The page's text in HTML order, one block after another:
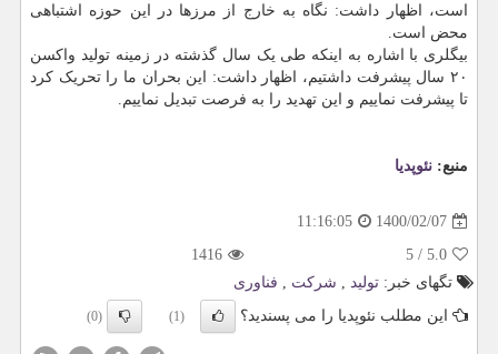
است، اظهار داشت: نگاه به خارج از مرزها در این حوزه اشتباهی
محض است.
بیگلری با اشاره به اینکه طی یک سال گذشته در زمینه تولید واکسن
۲۰ سال پیشرفت داشتیم، اظهار داشت: این بحران ما را تحریک کرد
تا پیشرفت نماییم و این تهدید را به فرصت تبدیل نماییم.
منبع: نئوپدیا
1400/02/07
11:16:05
5.0
/
5
1416
تگهای خبر: تولید , شركت , فناوری
این مطلب نئوپدیا را می پسندید؟
(1)
(0)